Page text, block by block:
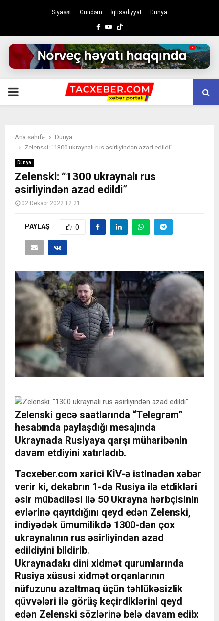
Siyasət Gündəm İqtisadiyyat Dünya
Facebook
Youtube
PRIMARY
Ana səhifə
Dünya
Zelenski: “1300 ukraynalı rus əsirliyindən azad edildi”
Dünya
Zelenski: “1300 ukraynalı rus
əsirliyindən azad edildi”
02 Dekabr 2022 12:21
PAYLAŞ 0
Zelenski gecə saatlarında “Telegram”
hesabında paylaşdığı mesajında ​​
Ukraynada Rusiyaya qarşı müharibənin
davam etdiyini xatırladıb.
Tacxeber.com xarici KİV-ə istinadən xəbər
verir ki, dekabrın 1-də Rusiya ilə etdikləri
əsir mübadiləsi ilə 50 Ukrayna hərbçisinin
evlərinə qayıtdığını qeyd edən Zelenski,
indiyədək ümumilikdə 1300-dən çox
ukraynalının rus əsirliyindən azad
edildiyini bildirib.
Ukraynadakı dini xidmət qurumlarında
Rusiya xüsusi xidmət orqanlarının
nüfuzunu azaltmaq üçün təhlükəsizlik
qüvvələri ilə görüş keçirdiklərini qeyd
edən Zelenski sözlərinə belə davam edib: